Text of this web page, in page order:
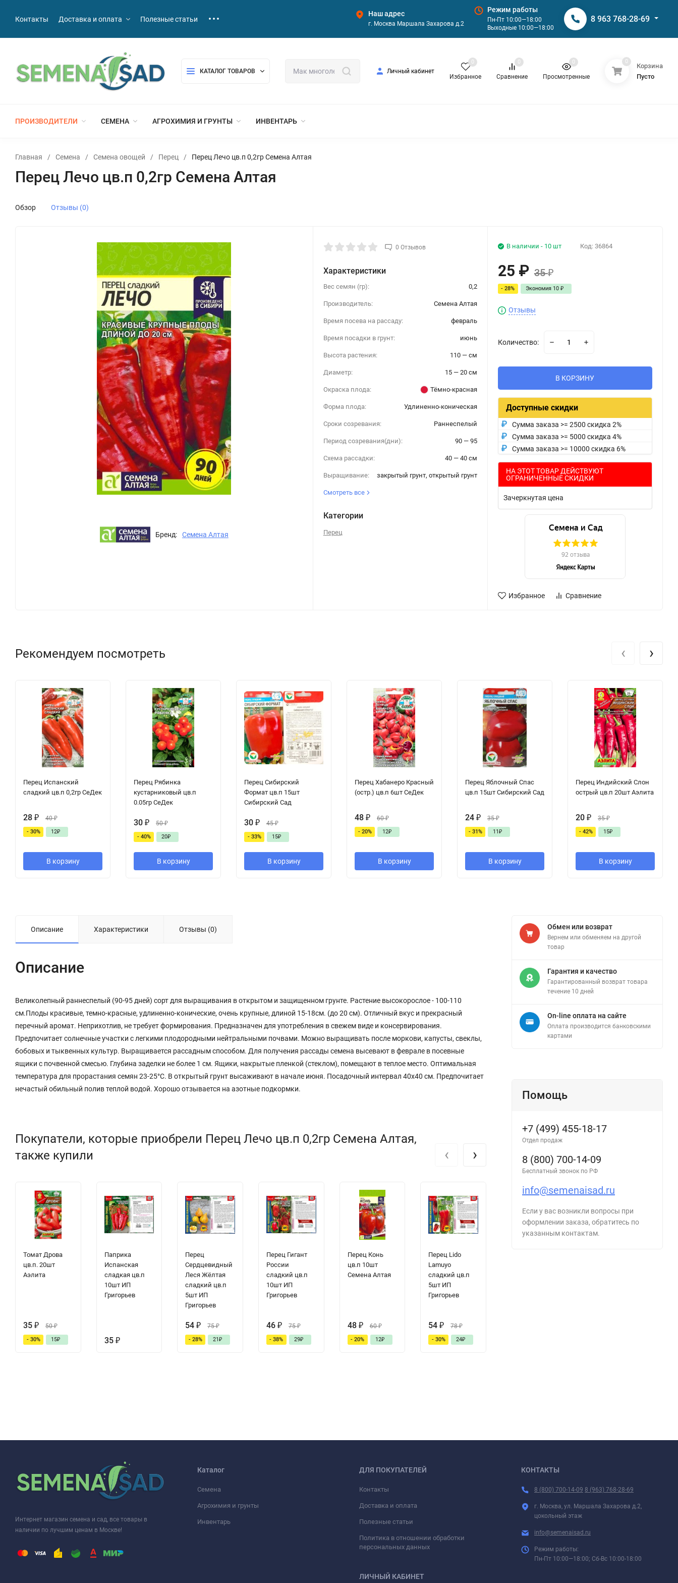
Контакты Доставка и оплата Полезные статьи
Наш адрес
г. Москва Маршала Захарова д.2
Режим работы
Пн-Пт 10:00—18:00
Выходные 10:00—18:00
8 963 768-28-69
КАТАЛОГ ТОВАРОВ
Личный кабинет
Избранное
0
Сравнение
0
Просмотренные
0 0
Корзина
Пусто
ПРОИЗВОДИТЕЛИ СЕМЕНА АГРОХИМИЯ И ГРУНТЫ ИНВЕНТАРЬ
Главная / Семена / Семена овощей / Перец / Перец Лечо цв.п 0,2гр Семена Алтая
Перец Лечо цв.п 0,2гр Семена Алтая
Обзор Отзывы (0)
Бренд: Семена Алтая
0 Отзывов
Характеристики
Вес семян (гр): 0,2
Производитель: Семена Алтая
Время посева на рассаду: февраль
Время посадки в грунт: июнь
Высота растения: 110 — см
Диаметр: 15 — 20 см
Окраска плода: Тёмно-красная
Форма плода: Удлиненно-коническая
Сроки созревания: Раннеспелый
Период созревания(дни): 90 — 95
Схема рассадки: 40 — 40 см
Выращивание: закрытый грунт, открытый грунт
Смотреть все
Категории
Перец
В наличии - 10 шт Код: 36864
25 ₽ 35₽
- 28% Экономия 10 ₽
Отзывы
Количество:
В КОРЗИНУ
Доступные скидки
Сумма заказа >= 2500 скидка 2%
Сумма заказа >= 5000 скидка 4%
Сумма заказа >= 10000 скидка 6%
НА ЭТОТ ТОВАР ДЕЙСТВУЮТ
ОГРАНИЧЕННЫЕ СКИДКИ
Зачеркнутая цена
Избранное Сравнение
Рекомендуем посмотреть
Перец Испанский
сладкий цв.п 0,2гр СеДек
28 ₽ 40₽
- 30% 12₽
В корзину
Перец Рябинка
кустарниковый цв.п
0.05гр СеДек
30 ₽ 50₽
- 40% 20₽
В корзину
Перец Сибирский
Формат цв.п 15шт
Сибирский Сад
30 ₽ 45₽
- 33% 15₽
В корзину
Перец Хабанеро Красный
(остр.) цв.п 6шт СеДек
48 ₽ 60₽
- 20% 12₽
В корзину
Перец Яблочный Спас
цв.п 15шт Сибирский Сад
24 ₽ 35₽
- 31% 11 ₽
В корзину
Перец Индийский Слон
острый цв.п 20шт Аэлита
20 ₽ 35₽
- 42% 15₽
В корзину
‹ ›
Описание Характеристики Отзывы (0)
Описание
Великолепный раннеспелый (90-95 дней) сорт для выращивания в открытом и защищенном грунте. Растение высокорослое - 100-110
см.Плоды красивые, темно-красные, удлиненно-конические, очень крупные, длиной 15-18см. (до 20 см). Отличный вкус и прекрасный
перечный аромат. Неприхотлив, не требует формирования. Предназначен для употребления в свежем виде и консервирования.
Предпочитает солнечные участки с легкими плодородными нейтральными почвами. Можно выращивать после моркови, капусты, свеклы,
бобовых и тыквенных культур. Выращивается рассадным способом. Для получения рассады семена высевают в феврале в посевные
ящики с почвенной смесью. Глубина заделки не более 1 см. Ящики, накрытые пленкой (стеклом), помещают в теплое место. Оптимальная
температура для прорастания семян 23-25°С. В открытый грунт высаживают в начале июня. Посадочный интервал 40х40 см. Предпочитает
нечастый обильный полив теплой водой. Хорошо отзывается на азотные подкормки.
Покупатели, которые приобрели Перец Лечо цв.п 0,2гр Семена Алтая,
также купили
Томат Дрова
цв.п. 20шт
Аэлита
35 ₽ 50₽
- 30% 15₽
Паприка
Испанская
сладкая цв.п
10шт ИП
Григорьев
35 ₽
Перец
Сердцевидный
Леся Жёлтая
сладкий цв.п
5шт ИП
Григорьев
54₽ 75₽
- 28% 21₽
Перец Гигант
России
сладкий цв.п
10шт ИП
Григорьев
46 ₽ 75₽
- 38% 29₽
Перец Конь
цв.п 10шт
Семена Алтая
48 ₽ 60₽
- 20% 12₽
Перец Lido
Lamuyo
сладкий цв.п
5шт ИП
Григорьев
54₽ 78₽
- 30% 24₽
‹ ›
Обмен или возврат
Вернем или обменяем на другой
товар
Гарантия и качество
Гарантированный возврат товара
течение 10 дней
On-line оплата на сайте
Оплата производится банковскими
картами
Помощь
+7 (499) 455-18-17
Отдел продаж
8 (800) 700-14-09
Бесплатный звонок по РФ
info@semenaisad.ru
Если у вас возникли вопросы при
оформлении заказа, обратитесь по
указанным контактам.
Интернет магазин семена и сад, все товары в
наличии по лучшим ценам в Москве!
Каталог
Семена
Агрохимия и грунты
Инвентарь
ДЛЯ ПОКУПАТЕЛЕЙ
Контакты
Доставка и оплата
Полезные статьи
Политика в отношении обработки
персональных данных
ЛИЧНЫЙ КАБИНЕТ
КОНТАКТЫ
8 (800) 700-14-09 8 (963) 768-28-69
г. Москва, ул. Маршала Захарова д.2,
цокольный этаж
info@semenaisad.ru
Режим работы:
Пн-Пт 10:00—18:00; Сб-Вс 10:00-18:00